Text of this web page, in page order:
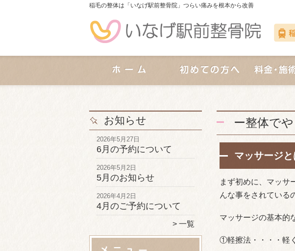
稲毛の整体は「いなげ駅前整骨院」つらい痛みを根本から改善
お知らせ
2026年5月27日
6月の予約について
2026年5月2日
5月のお知らせ
2026年4月2日
4月のご予約について
一覧
ー整体で
マッサージと
まず初めに、マッサ
んな事をされている
マッサージの基本的
①軽擦法・・・・軽